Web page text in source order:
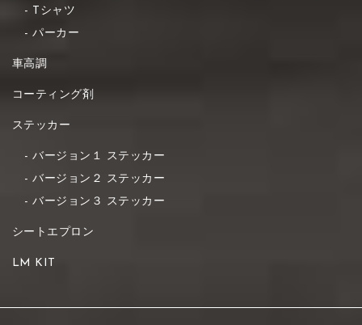
Tシャツ
パーカー
車高調
コーティング剤
ステッカー
バージョン１ ステッカー
バージョン２ ステッカー
バージョン３ ステッカー
シートエプロン
LM KIT